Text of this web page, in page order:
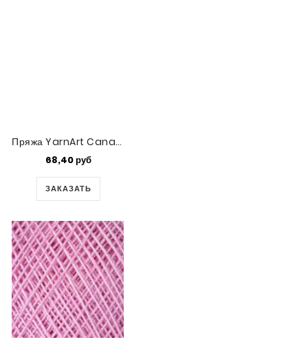
Пряжа YarnArt Canarias (6328)
68,40 руб
ЗАКАЗАТЬ